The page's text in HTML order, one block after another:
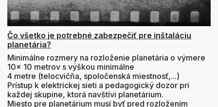
Čo všetko je potrebné zabezpečiť pre inštaláciu
planetária?
Minimálne rozmery na rozloženie planetária o výmere
10x 10 metrov s výškou minimálne
4 metre (telocvičňa, spoločenská miestnosť,...)
Prístup k elektrickej sieti a pedagogický dozor pri
každej skupine, ktorá navštívi planetárium.
Miesto pre planetárium musí byť pred rozložením